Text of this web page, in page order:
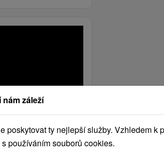
záleží
poskytovat ty nejlepší služby. Vzhledem k
používáním souborů cookies.